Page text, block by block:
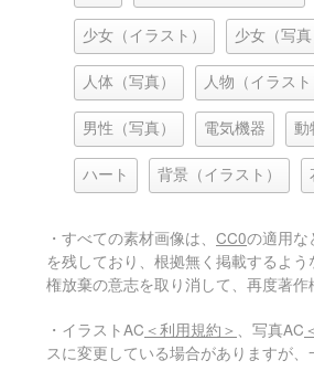
少女（イラスト） 少女（写真
人体（写真） 人物（イラスト
男性（写真） 電気機器 動
ハート 背景（イラスト）
・すべての素材画像は、 CC0の適用な
を残しており、根拠無く掲載するよ
権放棄の意志を取り消して、再度著
・イラストAC ＜利用規約＞ 、写真AC
スに変更している場合がありますが